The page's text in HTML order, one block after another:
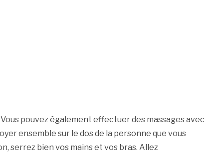
pouvez également effectuer des massages avec
ensemble sur le dos de la personne que vous
serrez bien vos mains et vos bras. Allez